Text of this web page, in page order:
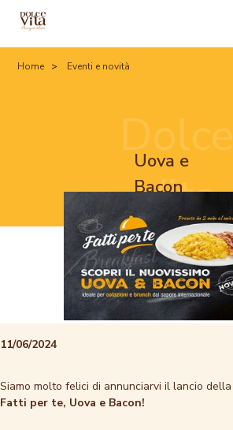
Home Eventi e novità
Uova e
Bacon
Dolce
Vita
11/06/2024
Siamo molto felici di annunciarvi il lancio della
Fatti per te, Uova e Bacon!